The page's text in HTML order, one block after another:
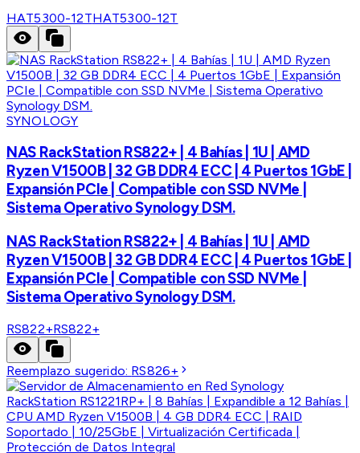
HAT5300-12THAT5300-12T
SYNOLOGY
NAS RackStation RS822+ | 4 Bahías | 1U | AMD
Ryzen V1500B | 32 GB DDR4 ECC | 4 Puertos 1GbE |
Expansión PCIe | Compatible con SSD NVMe |
Sistema Operativo Synology DSM.
NAS RackStation RS822+ | 4 Bahías | 1U | AMD
Ryzen V1500B | 32 GB DDR4 ECC | 4 Puertos 1GbE |
Expansión PCIe | Compatible con SSD NVMe |
Sistema Operativo Synology DSM.
RS822+RS822+
Reemplazo sugerido: RS826+